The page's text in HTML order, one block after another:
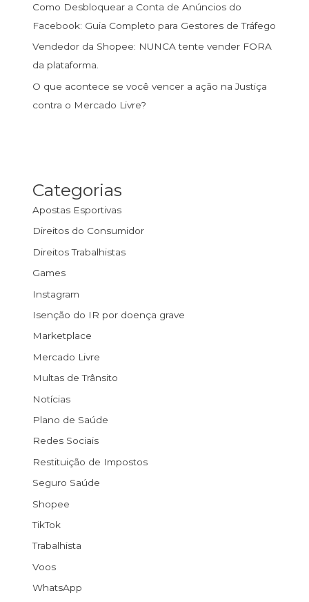
Como Desbloquear a Conta de Anúncios do
Facebook: Guia Completo para Gestores de Tráfego
Vendedor da Shopee: NUNCA tente vender FORA
da plataforma.
O que acontece se você vencer a ação na Justiça
contra o Mercado Livre?
Categorias
Apostas Esportivas
Direitos do Consumidor
Direitos Trabalhistas
Games
Instagram
Isenção do IR por doença grave
Marketplace
Mercado Livre
Multas de Trânsito
Notícias
Plano de Saúde
Redes Sociais
Restituição de Impostos
Seguro Saúde
Shopee
TikTok
Trabalhista
Voos
WhatsApp